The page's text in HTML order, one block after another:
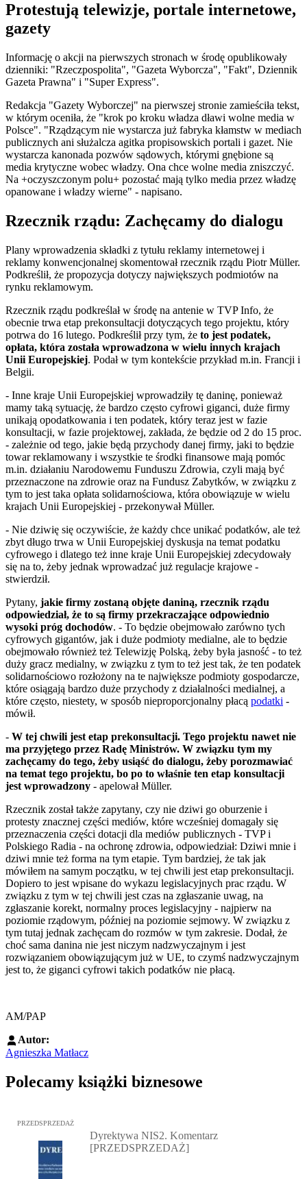
Protestują telewizje, portale internetowe,
gazety
Informację o akcji na pierwszych stronach w środę opublikowały
dzienniki: "Rzeczpospolita", "Gazeta Wyborcza", "Fakt", Dziennik
Gazeta Prawna" i "Super Express".
Redakcja "Gazety Wyborczej" na pierwszej stronie zamieściła tekst,
w którym oceniła, że "krok po kroku władza dławi wolne media w
Polsce". "Rządzącym nie wystarcza już fabryka kłamstw w mediach
publicznych ani służalcza agitka propisowskich portali i gazet. Nie
wystarcza kanonada pozwów sądowych, którymi gnębione są
media krytyczne wobec władzy. Ona chce wolne media zniszczyć.
Na +oczyszczonym polu+ pozostać mają tylko media przez władzę
opanowane i władzy wierne" - napisano.
Rzecznik rządu: Zachęcamy do dialogu
Plany wprowadzenia składki z tytułu reklamy internetowej i
reklamy konwencjonalnej skomentował rzecznik rządu Piotr Müller.
Podkreślił, że propozycja dotyczy największych podmiotów na
rynku reklamowym.
Rzecznik rządu podkreślał w środę na antenie w TVP Info, że
obecnie trwa etap prekonsultacji dotyczących tego projektu, który
potrwa do 16 lutego. Podkreślił przy tym, że to jest podatek,
opłata, która została wprowadzona w wielu innych krajach
Unii Europejskiej. Podał w tym kontekście przykład m.in. Francji i
Belgii.
- Inne kraje Unii Europejskiej wprowadziły tę daninę, ponieważ
mamy taką sytuację, że bardzo często cyfrowi giganci, duże firmy
unikają opodatkowania i ten podatek, który teraz jest w fazie
konsultacji, w fazie projektowej, zakłada, że będzie od 2 do 15 proc.
- zależnie od tego, jakie będą przychody danej firmy, jaki to będzie
towar reklamowany i wszystkie te środki finansowe mają pomóc
m.in. działaniu Narodowemu Funduszu Zdrowia, czyli mają być
przeznaczone na zdrowie oraz na Fundusz Zabytków, w związku z
tym to jest taka opłata solidarnościowa, która obowiązuje w wielu
krajach Unii Europejskiej - przekonywał Müller.
- Nie dziwię się oczywiście, że każdy chce unikać podatków, ale też
zbyt długo trwa w Unii Europejskiej dyskusja na temat podatku
cyfrowego i dlatego też inne kraje Unii Europejskiej zdecydowały
się na to, żeby jednak wprowadzać już regulacje krajowe -
stwierdził.
Pytany, jakie firmy zostaną objęte daniną, rzecznik rządu
odpowiedział, że to są firmy przekraczające odpowiednio
wysoki próg dochodów. - To będzie obejmowało zarówno tych
cyfrowych gigantów, jak i duże podmioty medialne, ale to będzie
obejmowało również też Telewizję Polską, żeby była jasność - to też
duży gracz medialny, w związku z tym to też jest tak, że ten podatek
solidarnościowo rozłożony na te największe podmioty gospodarcze,
które osiągają bardzo duże przychody z działalności medialnej, a
które często, niestety, w sposób nieproporcjonalny płacą podatki -
mówił.
- W tej chwili jest etap prekonsultacji. Tego projektu nawet nie
ma przyjętego przez Radę Ministrów. W związku tym my
zachęcamy do tego, żeby usiąść do dialogu, żeby porozmawiać
na temat tego projektu, bo po to właśnie ten etap konsultacji
jest wprowadzony - apelował Müller.
Rzecznik został także zapytany, czy nie dziwi go oburzenie i
protesty znacznej części mediów, które wcześniej domagały się
przeznaczenia części dotacji dla mediów publicznych - TVP i
Polskiego Radia - na ochronę zdrowia, odpowiedział: Dziwi mnie i
dziwi mnie też forma na tym etapie. Tym bardziej, że tak jak
mówiłem na samym początku, w tej chwili jest etap prekonsultacji.
Dopiero to jest wpisane do wykazu legislacyjnych prac rządu. W
związku z tym w tej chwili jest czas na zgłaszanie uwag, na
zgłaszanie korekt, normalny proces legislacyjny - najpierw na
poziomie rządowym, później na poziomie sejmowy. W związku z
tym tutaj jednak zachęcam do rozmów w tym zakresie. Dodał, że
choć sama danina nie jest niczym nadzwyczajnym i jest
rozwiązaniem obowiązującym już w UE, to czymś nadzwyczajnym
jest to, że giganci cyfrowi takich podatków nie płacą.
AM/PAP
Autor:
Agnieszka Matłacz
Polecamy książki biznesowe
Przejdź do: Dyrektywa NIS2. Komentarz [PRZEDSPRZEDAŻ],
PRZEDSPRZEDAŻ
Dyrektywa NIS2. Komentarz
[PRZEDSPRZEDAŻ]